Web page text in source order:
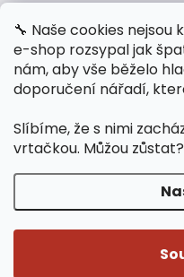
🔧 Naše cookies nejsou
e-shop rozsypal jak
nám, aby vše běželo
doporučení nářadí,
Slíbíme, že s nimi
vrtačkou. Můžou zůstat?
Provozní doba
Po-Čt / 8:00 - 15:00
Polední přestávka /
Běží na Shoptet
Copyright 2026Jipos.cz.